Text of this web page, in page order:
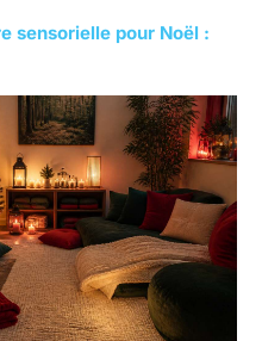
sensorielle pour Noël :